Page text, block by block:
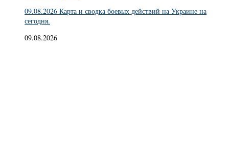
09.08.2026 Карта и сводка боевых действий на Украине на
сегодня.
09.08.2026